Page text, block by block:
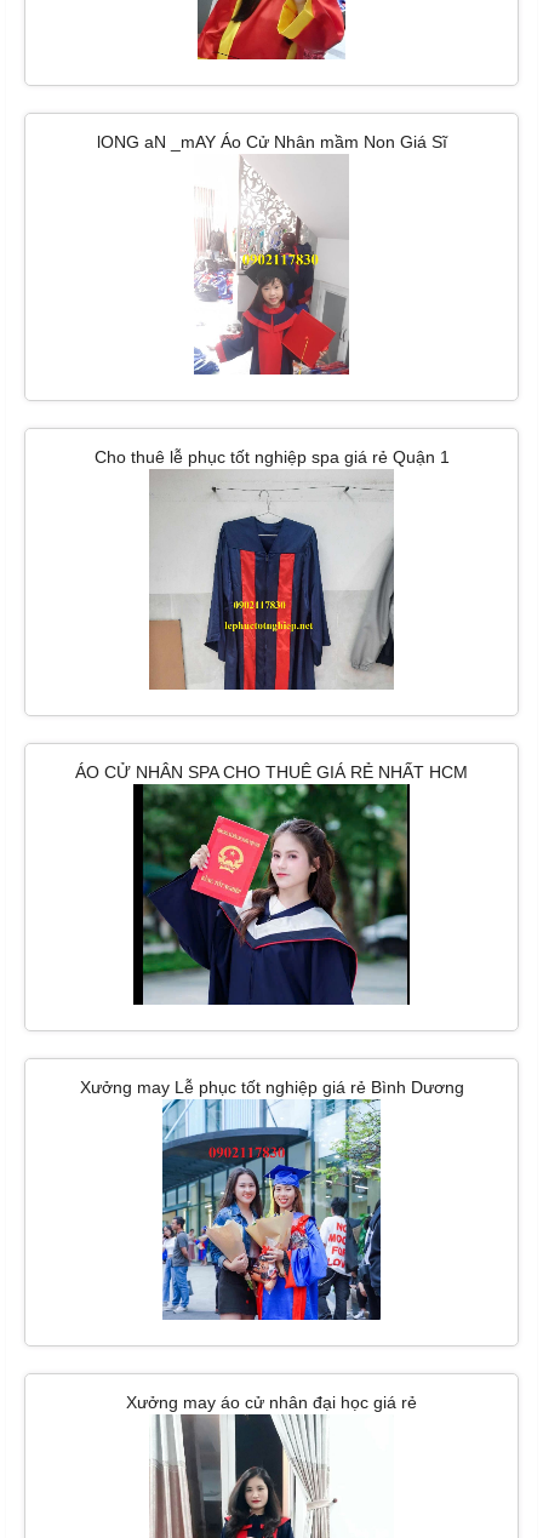
lONG aN _mAY Áo Cử Nhân mầm Non Giá Sĩ
Cho thuê lễ phục tốt nghiệp spa giá rẻ Quận 1
ÁO CỬ NHÂN SPA CHO THUÊ GIÁ RẺ NHẤT HCM
Xưởng may Lễ phục tốt nghiệp giá rẻ Bình Dương
Xưởng may áo cử nhân đại học giá rẻ